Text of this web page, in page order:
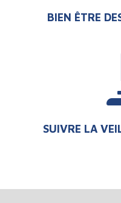
BIEN ÊTRE
SUIVRE LA